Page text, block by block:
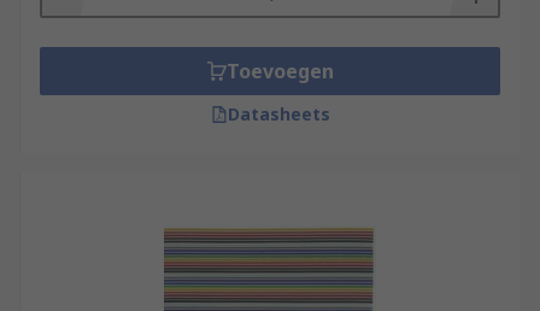
Toevoegen
Datasheets